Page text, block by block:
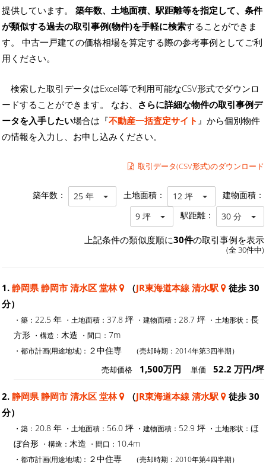
提供しています。 築年数、土地面積、駅距離等を指定して、条件
が類似する過去の取引事例(物件)を手軽に検索することができま
す。 中古一戸建ての価格相場を算定する際の参考事例としてご利
用ください。
検索した取引データはExcel等で利用可能なCSV形式でダウンロ
ードすることができます。 なお、 さらに詳細な物件の取引事例デ
ータを入手したい場合は『不動産一括査定サイト 』から個別物件
の情報を入力し、お申し込みください。
取引データ(CSV形式)のダウンロード
築年数： 25 年 土地面積： 12 坪 建物面積：
9 坪 駅距離： 30 分
上記条件の類似度順に30件の取引事例を表示
(全 30件中)
1. 静岡県 静岡市 清水区 堂林 （JR東海道本線 清水駅
徒歩 30
分）
・築： 22.5 年 ・土地面積： 37.8 坪 ・建物面積： 28.7 坪 ・土地形状： 長
方形 ・構造： 木造 ・間口： 7m
・都市計画(用途地域)： ２中住専 （売却時期：2014年第3四半期）
売却価格 1,500万円 単価 52.2 万円/坪
2. 静岡県 静岡市 清水区 堂林 （JR東海道本線 清水駅
徒歩 30
分）
・築： 20.8 年 ・土地面積： 56.0 坪 ・建物面積： 52.9 坪 ・土地形状： ほ
ぼ台形 ・構造： 木造 ・間口： 10.4m
・都市計画(用途地域)： ２中住専 （売却時期：2010年第4四半期）